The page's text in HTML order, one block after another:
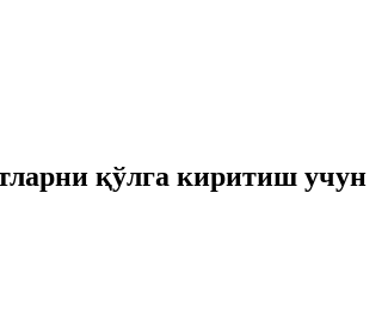
қўлга киритиш учун